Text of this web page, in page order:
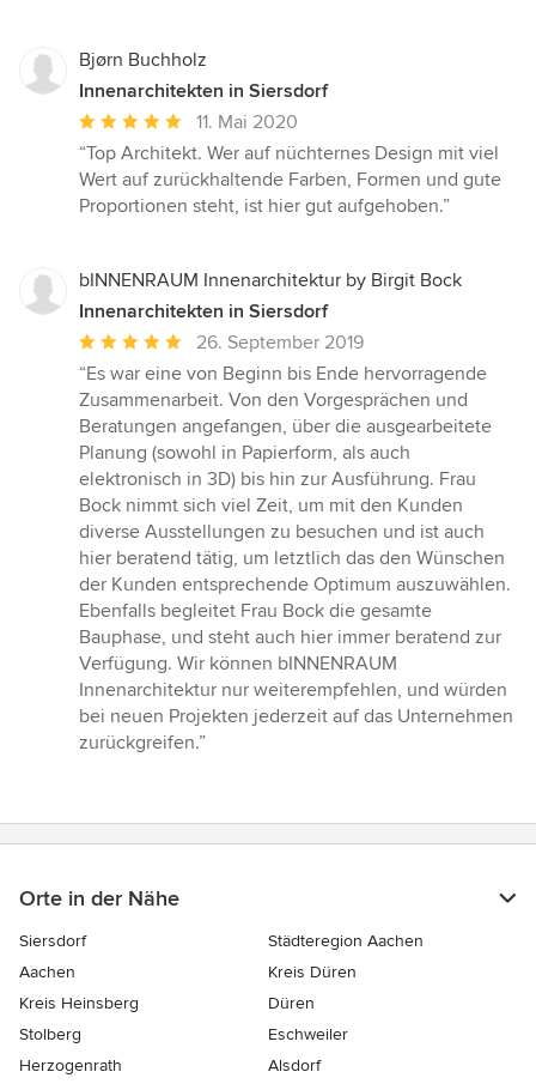
Bjørn Buchholz
Innenarchitekten in Siersdorf
Durchschnittliche
Bewertung:
5
von
11. Mai 2020
“Top Architekt. Wer auf nüchternes Design mit viel
Wert auf zurückhaltende Farben, Formen und gute
Proportionen steht, ist hier gut aufgehoben.”
bINNENRAUM Innenarchitektur by Birgit Bock
Innenarchitekten in Siersdorf
Durchschnittliche
Bewertung:
5
von
5
Sternen
26. September 2019
“Es war eine von Beginn bis Ende hervorragende
Zusammenarbeit. Von den Vorgesprächen und
Beratungen angefangen, über die ausgearbeitete
Planung (sowohl in Papierform, als auch
elektronisch in 3D) bis hin zur Ausführung. Frau
Bock nimmt sich viel Zeit, um mit den Kunden
diverse Ausstellungen zu besuchen und ist auch
hier beratend tätig, um letztlich das den Wünschen
der Kunden entsprechende Optimum auszuwählen.
Ebenfalls begleitet Frau Bock die gesamte
Bauphase, und steht auch hier immer beratend zur
Verfügung. Wir können bINNENRAUM
Innenarchitektur nur weiterempfehlen, und würden
bei neuen Projekten jederzeit auf das Unternehmen
zurückgreifen.”
Orte in der Nähe
Siersdorf
Städteregion Aachen
Aachen
Kreis Düren
Kreis Heinsberg
Düren
Stolberg
Eschweiler
Herzogenrath
Alsdorf